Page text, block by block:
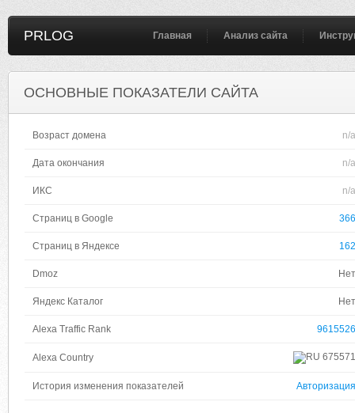
PRLOG Главная Анализ сайта
ОСНОВНЫЕ ПОКАЗАТЕЛИ САЙТА
Возраст домена n/a
Дата окончания n/a
ИКС n/a
Страниц в Google 366
Страниц в Яндексе 162
Dmoz Нет
Яндекс Каталог Нет
Alexa Traffic Rank 9615526
Alexa Country 675571
История изменения показателей Авторизация